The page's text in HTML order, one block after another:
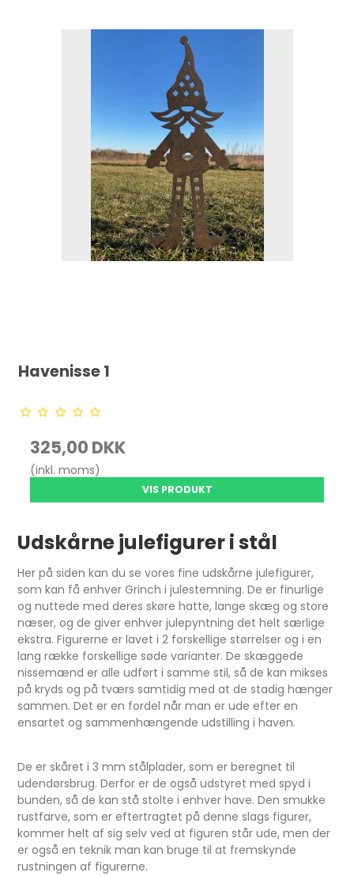
Havenisse 1
325,00 DKK
(inkl. moms)
VIS PRODUKT
Udskårne julefigurer i stål
Her på siden kan du se vores fine udskårne julefigurer,
som kan få enhver Grinch i julestemning. De er finurlige
og nuttede med deres skøre hatte, lange skæg og store
næser, og de giver enhver julepyntning det helt særlige
ekstra. Figurerne er lavet i 2 forskellige størrelser og i en
lang række forskellige søde varianter. De skæggede
nissemænd er alle udført i samme stil, så de kan mikses
på kryds og på tværs samtidig med at de stadig hænger
sammen. Det er en fordel når man er ude efter en
ensartet og sammenhængende udstilling i haven.
De er skåret i 3 mm stålplader, som er beregnet til
udendørsbrug. Derfor er de også udstyret med spyd i
bunden, så de kan stå stolte i enhver have. Den smukke
rustfarve, som er eftertragtet på denne slags figurer,
kommer helt af sig selv ved at figuren står ude, men der
er også en teknik man kan bruge til at fremskynde
rustningen af figurerne.